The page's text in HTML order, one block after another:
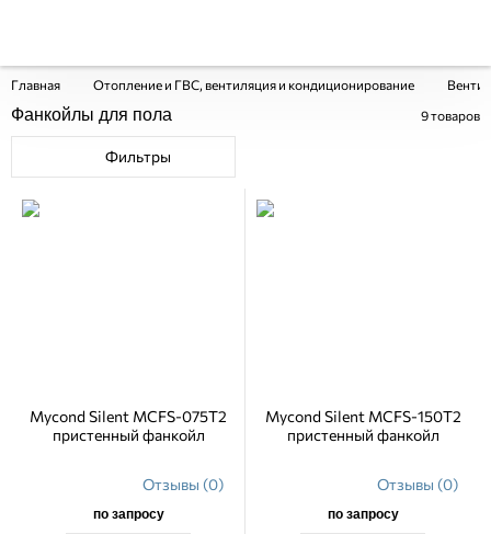
Главная Отопление и ГВС, вентиляция и кондиционирование
Фанкойлы для пола 9товаров
Фильтры
Mycond Silent MCFS-075T2
пристенный фанкойл
Отзывы (0)
по запросу
Mycond Silent MCFS-150T2
пристенный фанкойл
Отзывы (0)
по запросу